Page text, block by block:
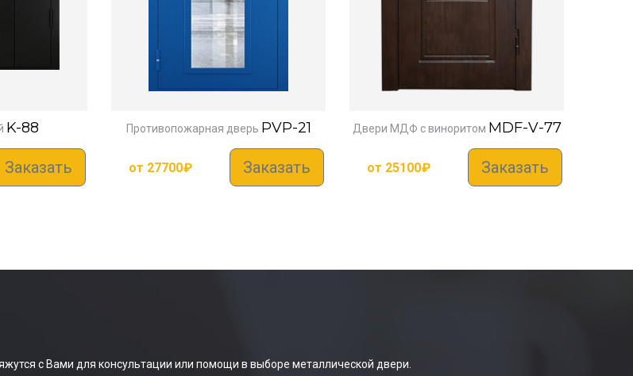
K-88
Заказать
Противопожарная дверь PVP-21
от 27700₽ Заказать
Двери МДФ с виноритом MDF-V-77
от 25100₽ Заказать
с Вами для консультации или помощи в выборе металлической двери.